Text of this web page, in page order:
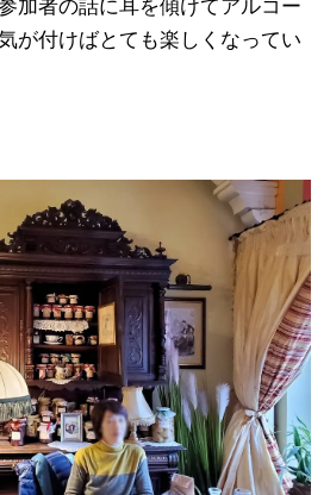
加者の話に耳を傾けてアルコー
が付けばとても楽しくなってい